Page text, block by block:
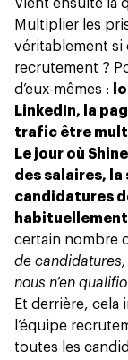
Vient ensuite la
Multiplier les
véritablement si
recrutement ?
d’eux-mêmes :
LinkedIn, la
trafic être
Le jour où
des salaires,
candidatures
habituellement
certain nombre
de
nous n’en
Et derrière,
l’équipe
toutes les